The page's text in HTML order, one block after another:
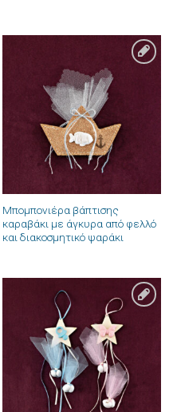
Πρόσθήκη
στην λίστα
επιθυμιών
Μπομπονιέρα βάπτισης
καραβάκι με άγκυρα από φελλό
και διακοσμητικό ψαράκι
Πρόσθήκη
στην λίστα
επιθυμιών